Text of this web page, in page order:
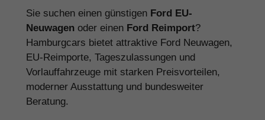
Sie suchen einen günstigen Ford EU-
Neuwagen oder einen Ford Reimport?
Hamburgcars bietet attraktive Ford Neuwagen,
EU-Reimporte, Tageszulassungen und
Vorlauffahrzeuge mit starken Preisvorteilen,
moderner Ausstattung und bundesweiter
Beratung.